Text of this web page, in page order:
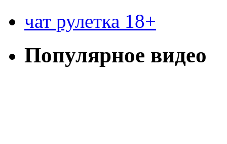
чат рулетка 18+
Популярное видео